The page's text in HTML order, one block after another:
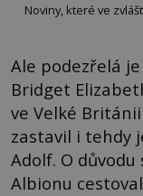
Noviny, které ve
Ale podezřelá
Bridget
ve Velké
zastavil i tehdy
Adolf. O důvodu
Albionu